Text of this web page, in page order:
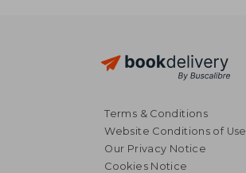
Terms & Conditions
Website Conditions of Use
Our Privacy Notice
Cookies Notice